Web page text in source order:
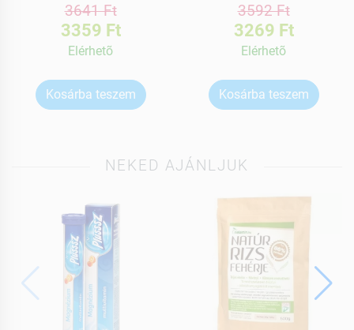
3641 Ft
3359 Ft
Elérhetõ
Kosárba teszem
3592 Ft
3269 Ft
Elérhetõ
Kosárba teszem
NEKED AJÁNLJUK